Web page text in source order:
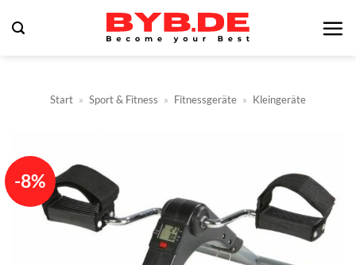
Inhalt
Start » Sport & Fitness » Fitnessgeräte » Kleingeräte
-8%